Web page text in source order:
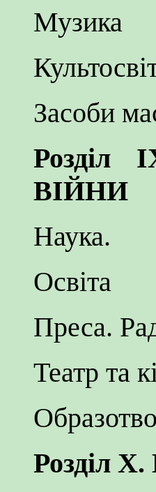
Музика
Засоби
ВІЙНИ
Наука.
Освіта
Преса.
Театр та
Розділ